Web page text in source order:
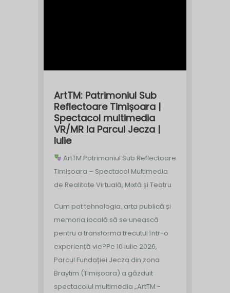
ArtTM: Patrimoniul Sub
Reflectoare Timișoara |
Spectacol multimedia
VR/MR la Parcul Jecza |
Iulie
ArtTM Patrimoniul Sub Reflectoare
Timișoara – Spectacol Multimedia
de Realitate Virtuală, Mixtă și Teatru
Cum pot tehnologia, arta publică și
memoria locală să se unească
pentru a transforma trecutul într-o
experiență vie?Pe 10 iulie 2026,
Parcul Fundației Jecza din zona
Braytim (Timișoara) a găzduit
spectacolul multimedia „ArtTM -